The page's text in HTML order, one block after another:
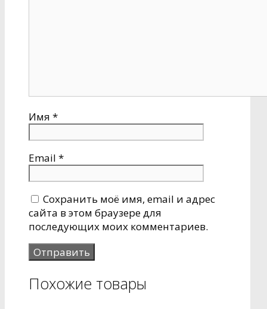
Имя *
Email *
Сохранить моё имя, email и адрес
сайта в этом браузере для
последующих моих комментариев.
Похожие товары